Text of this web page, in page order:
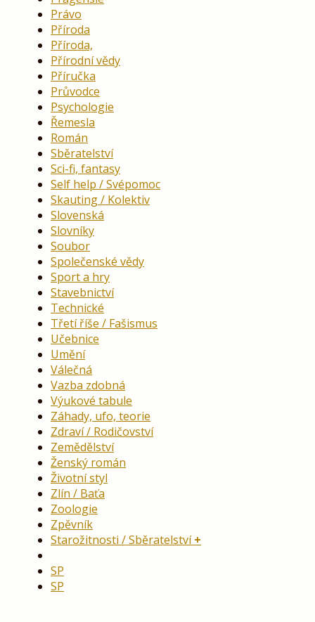
Právo
Příroda
Příroda,
Přírodní vědy
Příručka
Průvodce
Psychologie
Řemesla
Román
Sběratelství
Sci-fi, fantasy
Self help / Svépomoc
Skauting / Kolektiv
Slovenská
Slovníky
Soubor
Společenské vědy
Sport a hry
Stavebnictví
Technické
Třetí říše / Fašismus
Učebnice
Umění
Válečná
Vazba zdobná
Výukové tabule
Záhady, ufo, teorie
Zdraví / Rodičovství
Zemědělství
Ženský román
Životní styl
Zlín / Baťa
Zoologie
Zpěvník
Starožitnosti / Sběratelství
SP
SP